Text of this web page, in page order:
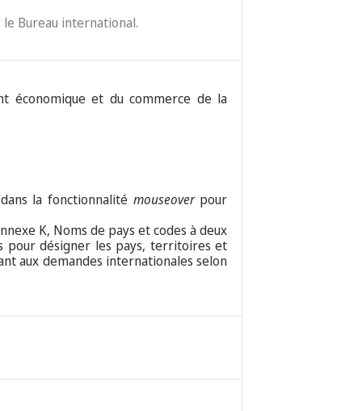
le Bureau international.
économique et du commerce de la
la fonctionnalité mouseoverpour
K, Noms de pays et codes à deux
pour désigner les pays, territoires et
aux demandes internationales selon